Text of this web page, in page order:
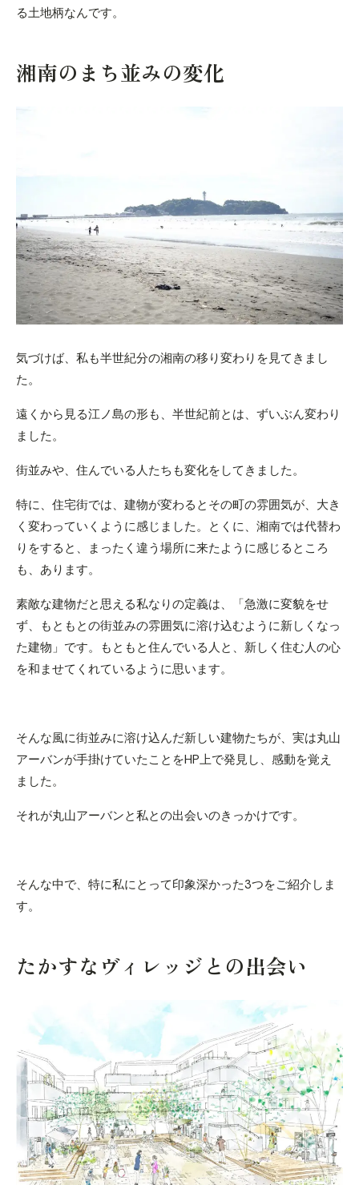
る土地柄なんです。
湘南のまち並みの変化
気づけば、私も半世紀分の湘南の移り変わりを見てきまし
た。
遠くから見る江ノ島の形も、半世紀前とは、ずいぶん変わり
ました。
街並みや、住んでいる人たちも変化をしてきました。
特に、住宅街では、建物が変わるとその町の雰囲気が、大き
く変わっていくように感じました。とくに、湘南では代替わ
りをすると、まったく違う場所に来たように感じるところ
も、あります。
素敵な建物だと思える私なりの定義は、「急激に変貌をせ
ず、もともとの街並みの雰囲気に溶け込むように新しくなっ
た建物」です。もともと住んでいる人と、新しく住む人の心
を和ませてくれているように思います。
そんな風に街並みに溶け込んだ新しい建物たちが、実は丸山
アーバンが手掛けていたことをHP上で発見し、感動を覚え
ました。
それが丸山アーバンと私との出会いのきっかけです。
そんな中で、特に私にとって印象深かった3つをご紹介しま
す。
たかすなヴィレッジとの出会い